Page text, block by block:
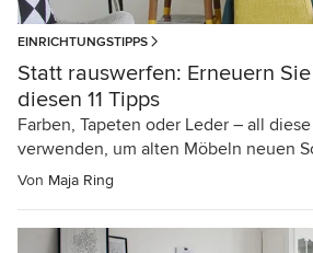
EINRICHTUNGSTIPPS
Statt rauswerfen: Erneuern
diesen 11 Tipps
Farben, Tapeten oder Leder – all
verwenden, um alten Möbeln neuen
Von Maja Ring